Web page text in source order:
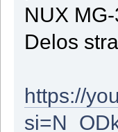
NUX
Delos
https://